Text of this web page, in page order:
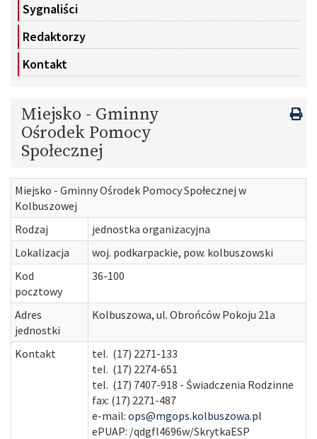
Sygnaliści
Redaktorzy
Kontakt
Miejsko - Gminny
Ośrodek Pomocy
Społecznej
Miejsko - Gminny Ośrodek Pomocy Społecznej w
Kolbuszowej
Rodzaj
jednostka organizacyjna
Lokalizacja
woj. podkarpackie, pow. kolbuszowski
Kod
pocztowy
36-100
Adres
jednostki
Kolbuszowa, ul. Obrońców Pokoju 21a
Kontakt
tel. (17) 2271-133
tel. (17) 2274-651
tel. (17) 7407-918 - Świadczenia Rodzinne
fax: (17) 2271-487
e-mail: ops@mgops.kolbuszowa.pl
ePUAP: /qdgfl4696w/SkrytkaESP